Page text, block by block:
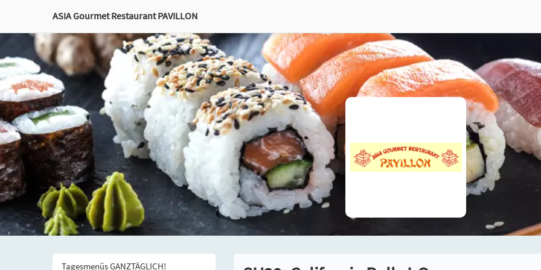
ASIA Gourmet Restaurant PAVILLON
Tagesmenüs GANZTÄGLICH!